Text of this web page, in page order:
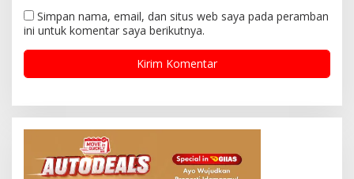
Simpan nama, email, dan situs web saya pada peramban
ini untuk komentar saya berikutnya.